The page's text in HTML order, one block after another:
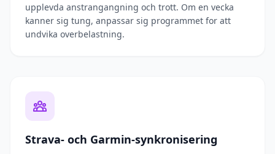
upplevda anstrangangning och trott. Om en vecka
kanner sig tung, anpassar sig programmet for att
undvika overbelastning.
Strava- och Garmin-synkronisering